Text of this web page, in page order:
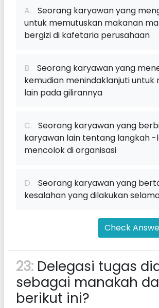
A. Seorang karyawan yang
untuk memutuskan makanan
bergizi di kafetaria perusahaan
B. Seorang karyawan yang
kemudian menindaklanjuti
lain pada gilirannya
C. Seorang karyawan yang
karyawan lain tentang langkah
mencolok di organisasi
D. Seorang karyawan yang
kesalahan yang dilakukan
Check
23: Delegasi tugas
sebagai manakah
berikut ini?